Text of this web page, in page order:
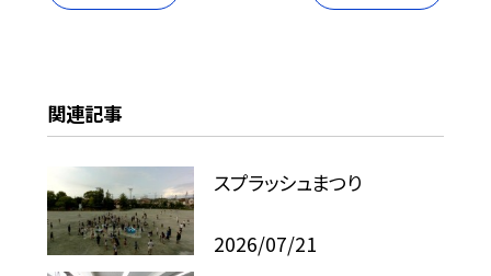
関連記事
スプラッシュまつり
2026/07/21